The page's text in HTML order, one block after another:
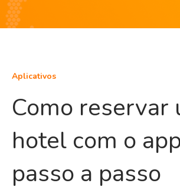
Aplicativos
Como reservar
hotel com o
passo a passo